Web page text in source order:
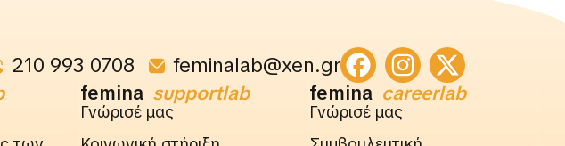
210 993 0708 feminalab@xen.gr
femina supportlab
Γνώρισέ μας
femina careerlab
Γνώρισέ μας